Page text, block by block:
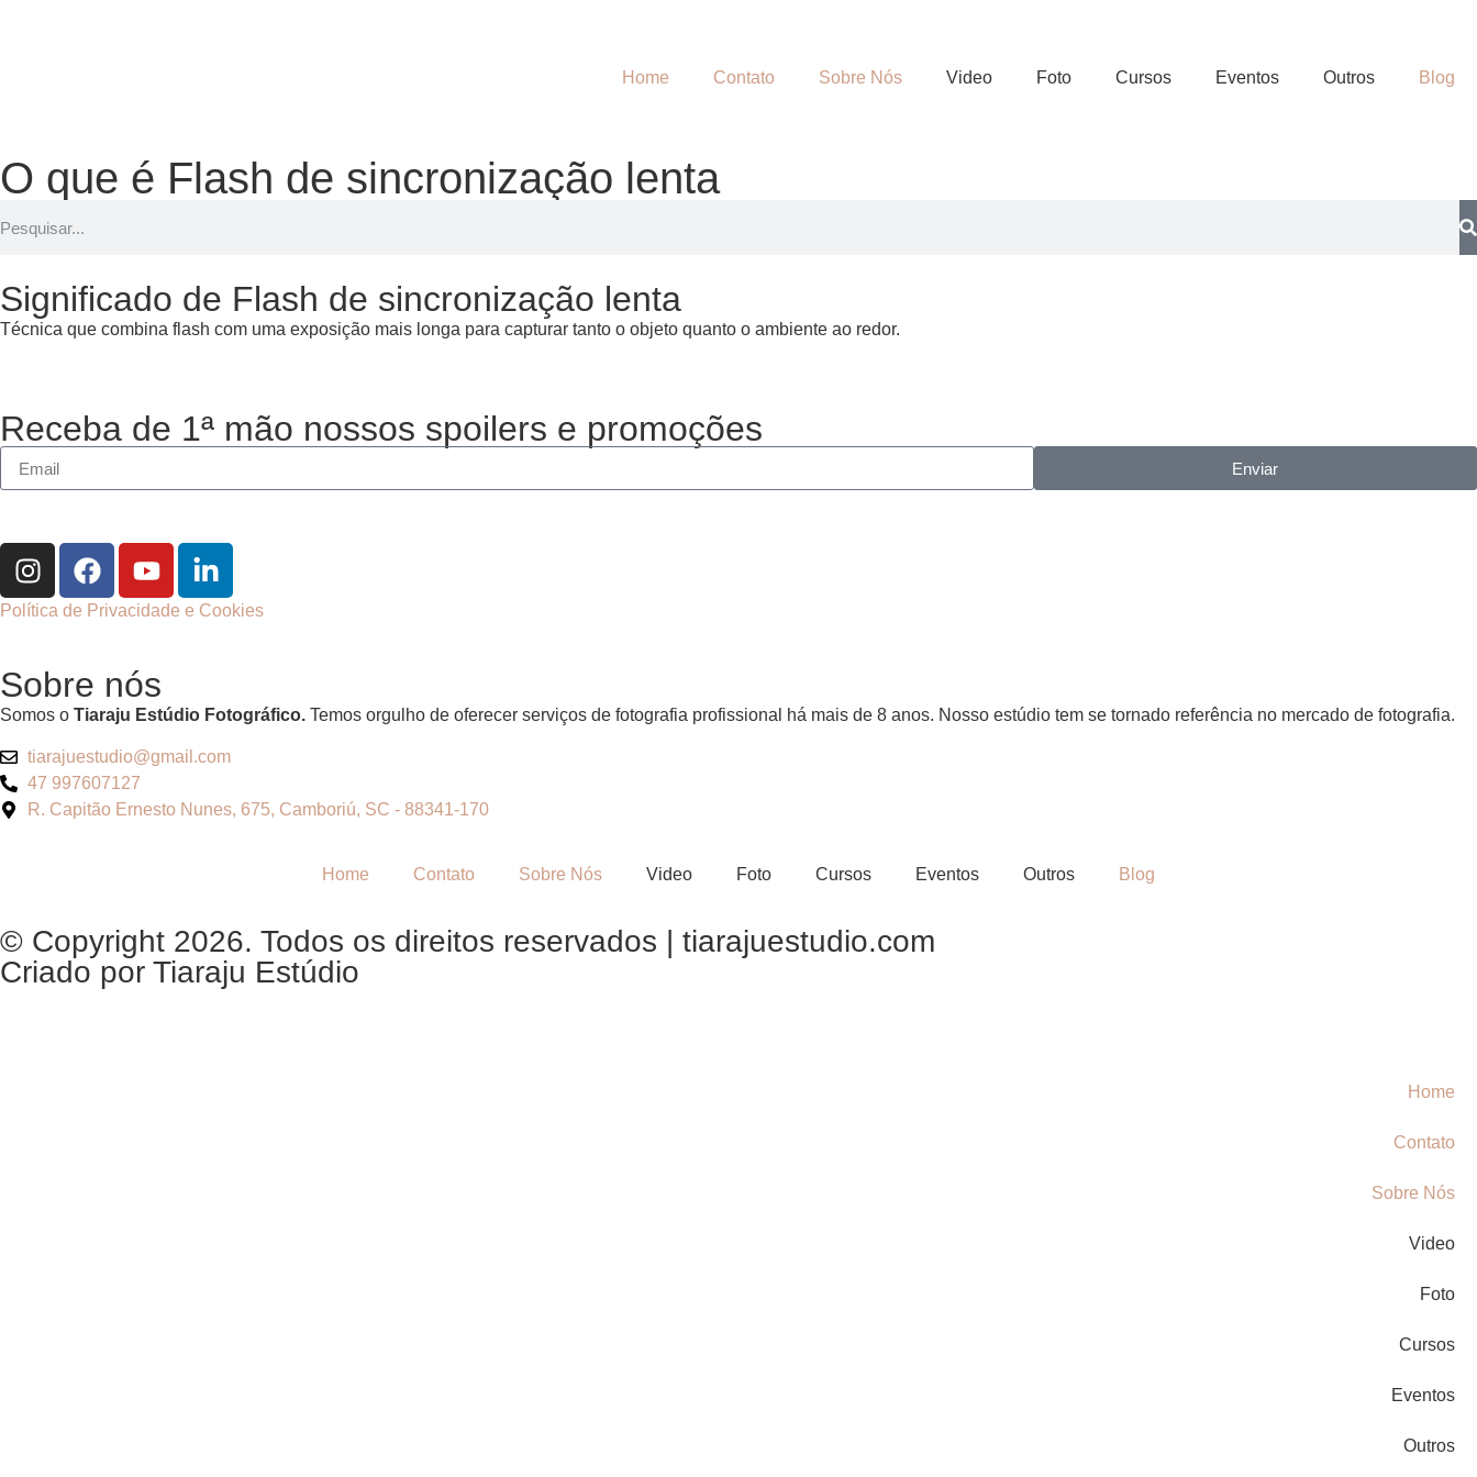
Home Contato Sobre Nós Video Foto Cursos Eventos Outros Blog
O que é Flash de sincronização lenta
Significado de Flash de sincronização lenta
Técnica que combina flash com uma exposição mais longa para capturar tanto o objeto quanto o ambiente ao redor.
Receba de 1ª mão nossos spoilers e promoções
Enviar
Política de Privacidade e Cookies
Sobre nós
Somos o Tiaraju Estúdio Fotográfico. Temos orgulho de oferecer serviços de fotografia profissional há mais de 8 anos. Nosso estúdio tem se tornado referência no mercado de fotografia.
tiarajuestudio@gmail.com
47 997607127
R. Capitão Ernesto Nunes, 675, Camboriú, SC - 88341-170
Home Contato Sobre Nós Video Foto Cursos Eventos Outros Blog
© Copyright 2026. Todos os direitos reservados | tiarajuestudio.com
Criado por Tiaraju Estúdio
Home
Contato
Sobre Nós
Video
Foto
Cursos
Eventos
Outros